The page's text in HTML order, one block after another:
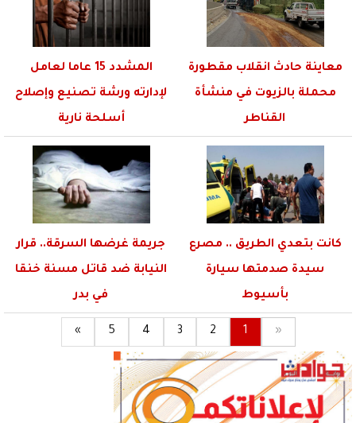
معاينة حادث انقلاب مقطورة
محملة بالزيوت في منشأة
القناطر
المشدد 15 عاما لعامل
لإدارته ورشة تصنيع وإصلاح
أسلحة نارية
كانت بتعدي الطريق .. مصرع
سيدة صدمتها سيارة
بأسيوط
جريمة غرضها السرقة.. قرار
النيابة ضد قاتل مسنة خنقا
في بدر
«
1
2
3
4
5
»